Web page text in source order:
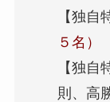
【独自
５名）
【独
則、高